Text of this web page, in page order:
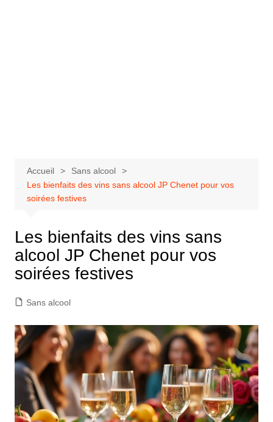
Accueil
Sans alcool
Les bienfaits des vins sans alcool JP Chenet pour vos
soirées festives
Les bienfaits des vins sans
alcool JP Chenet pour vos
soirées festives
Sans alcool